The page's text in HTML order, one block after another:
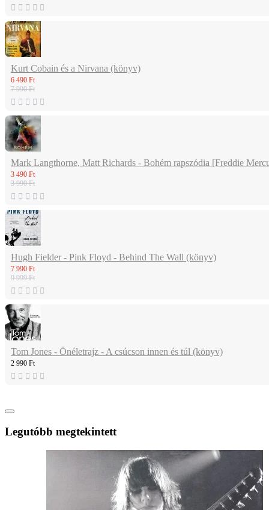
Kurt Cobain és a Nirvana (könyv)
6 490 Ft
7 990 Ft
Mark Langthorne, Matt Richards - Bohém rapszódia [Freddie
3 490 Ft
3 990 Ft
Hugh Fielder - Pink Floyd - Behind The Wall (könyv)
7 990 Ft
9 999 Ft
Tom Jones - Önéletrajz - A csúcson innen és túl (könyv)
2 990 Ft
Legutóbb megtekintett